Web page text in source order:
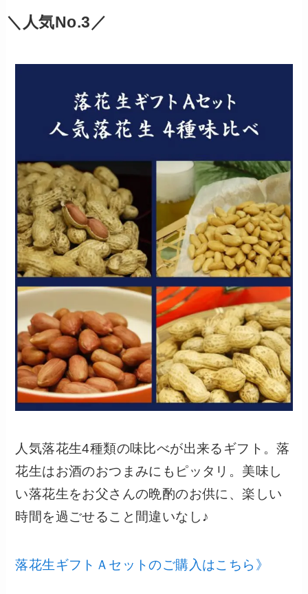
＼人気No.3／
人気落花生4種類の味比べが出来るギフト。落
花生はお酒のおつまみにもピッタリ。美味し
い落花生をお父さんの晩酌のお供に、楽しい
時間を過ごせること間違いなし♪
落花生ギフトＡセットのご購入はこちら》